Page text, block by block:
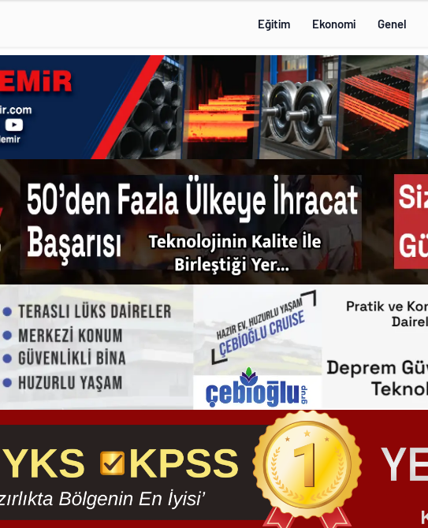
Eğitim Ekonomi Genel